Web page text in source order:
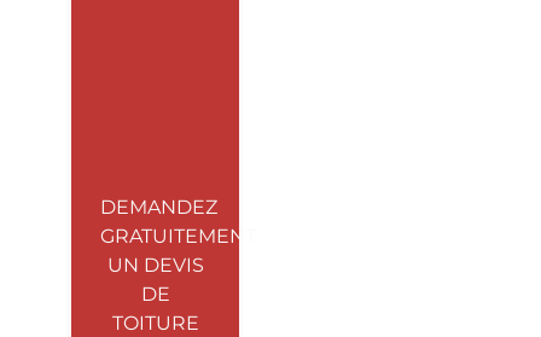
DEMANDEZ
GRATUITEMENT
UN DEVIS
DE
TOITURE